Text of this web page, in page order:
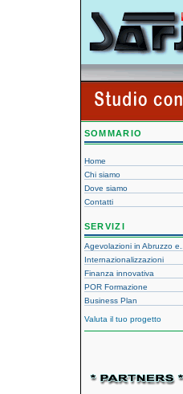
SOMMARIO
Home
Chi siamo
Dove siamo
Contatti
SERVIZI
Agevolazioni in Abruzzo e...
Internazionalizzazioni
Finanza innovativa
POR Formazione
Business Plan
Valuta il tuo progetto